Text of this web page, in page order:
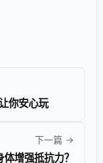
你安心玩
下一篇 →
增强抵抗力？